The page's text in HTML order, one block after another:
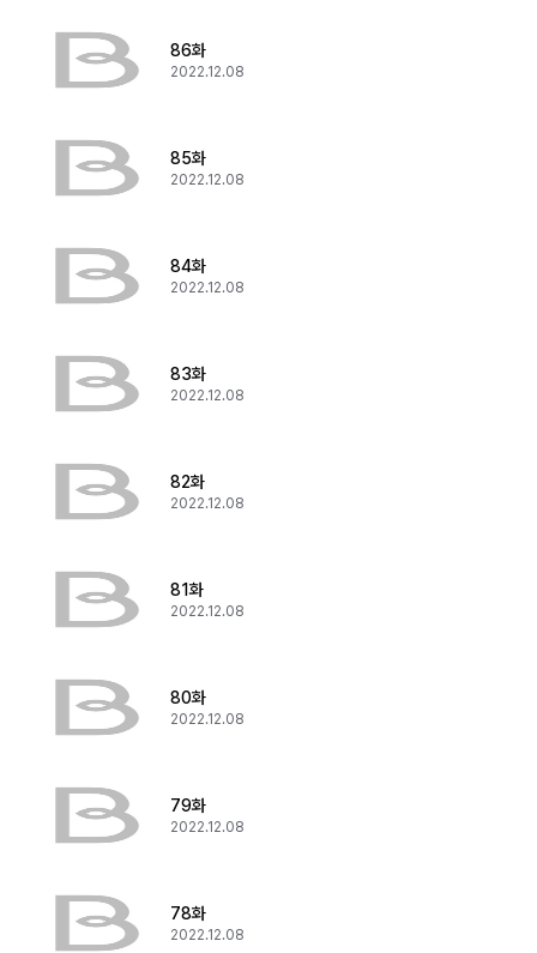
86화
2022.12.08
85화
2022.12.08
84화
2022.12.08
83화
2022.12.08
82화
2022.12.08
81화
2022.12.08
80화
2022.12.08
79화
2022.12.08
78화
2022.12.08